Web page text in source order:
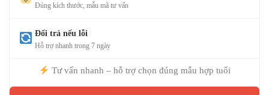
Đúng kích thước, mẫu mã tư vấn
Đổi trả nếu lỗi
Hỗ trợ nhanh trong 7 ngày
Tư vấn nhanh – hỗ trợ chọn đúng mẫu hợp tuổi